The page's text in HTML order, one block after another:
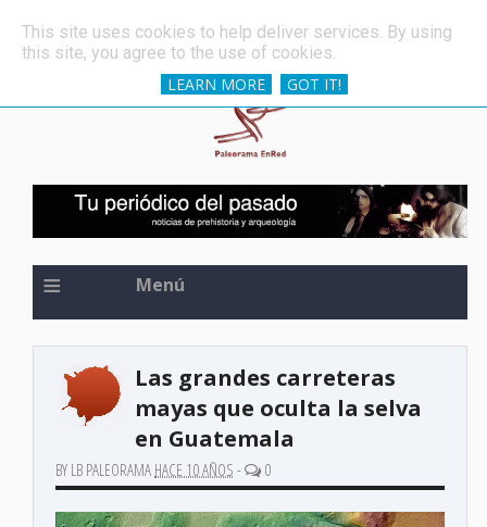
≡ Menú
Las grandes carreteras
mayas que oculta la selva
en Guatemala
BY LB PALEORAMA HACE 10 AÑOS - 0
This site uses cookies to help deliver services. By using
this site, you agree to the use of cookies.
LEARN MORE
GOT IT!